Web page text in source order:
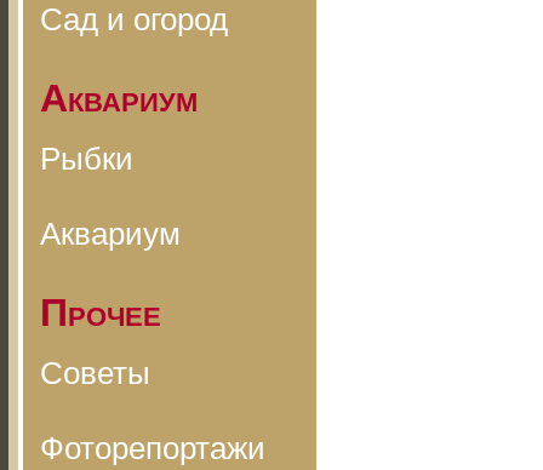
Сад и огород
Аквариум
Рыбки
Аквариум
Прочее
Советы
Фоторепортажи